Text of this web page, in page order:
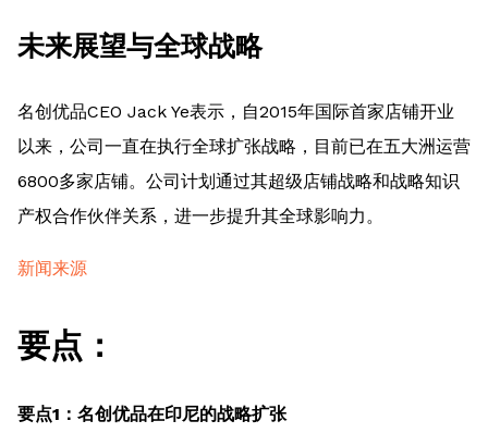
未来展望与全球战略
名创优品CEO Jack Ye表示，自2015年国际首家店铺开业
以来，公司一直在执行全球扩张战略，目前已在五大洲运营
6800多家店铺。公司计划通过其超级店铺战略和战略知识
产权合作伙伴关系，进一步提升其全球影响力。
新闻来源
要点：
要点1：名创优品在印尼的战略扩张